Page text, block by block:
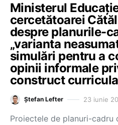
Ministerul
cercetătoarei
despre planurile-
„varianta
simulări pentru a
opinii informale
construct
Ștefan Lefter 23 iunie
Proiectele de planuri-cadru